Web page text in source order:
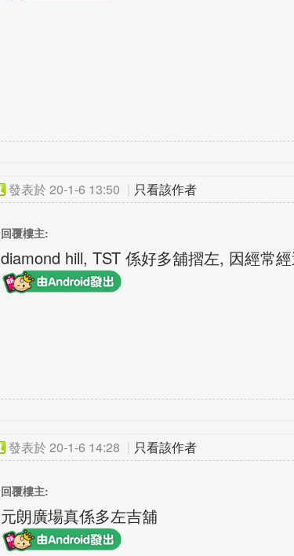
發表於 20-1-6 13:50 | 只看該作者
回覆樓主:
diamond hill, TST 係好多舖摺左, 因經常
發表於 20-1-6 14:28 | 只看該作者
回覆樓主:
元朗廣場真係多左吉舖